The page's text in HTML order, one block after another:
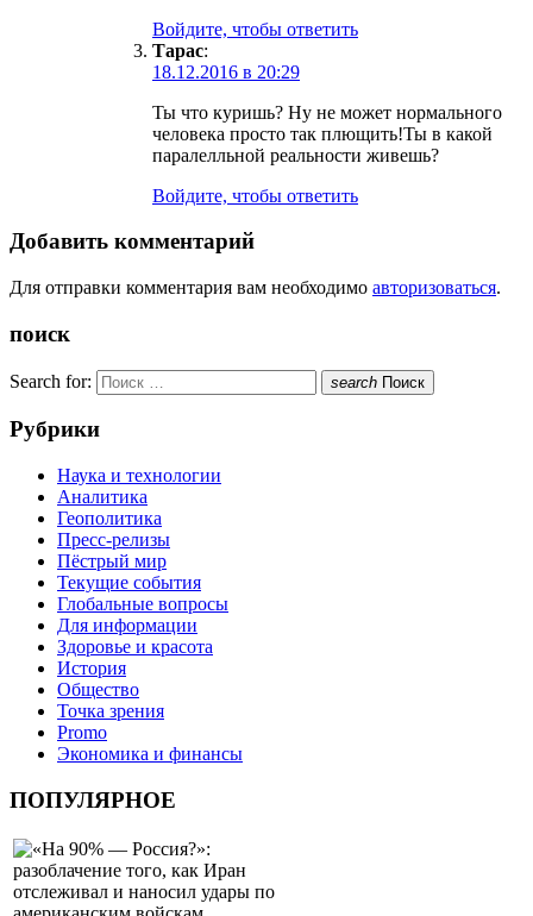
Войдите, чтобы ответить
Тарас:
18.12.2016 в 20:29
Ты что куришь? Ну не может нормального
человека просто так плющить!Ты в какой
паралелльной реальности живешь?
Войдите, чтобы ответить
Добавить комментарий
Для отправки комментария вам необходимо авторизоваться.
поиск
Search for: search Поиск
Рубрики
Наука и технологии
Аналитика
Геополитика
Пресс-релизы
Пёстрый мир
Текущие события
Глобальные вопросы
Для информации
Здоровье и красота
История
Общество
Точка зрения
Promo
Экономика и финансы
ПОПУЛЯРНОЕ